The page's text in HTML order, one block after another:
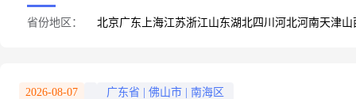
省份地区： 北京广东 上海江苏浙江山东湖北四川 河北河南天津山
2026-08-07 广东省 佛山市 南海区